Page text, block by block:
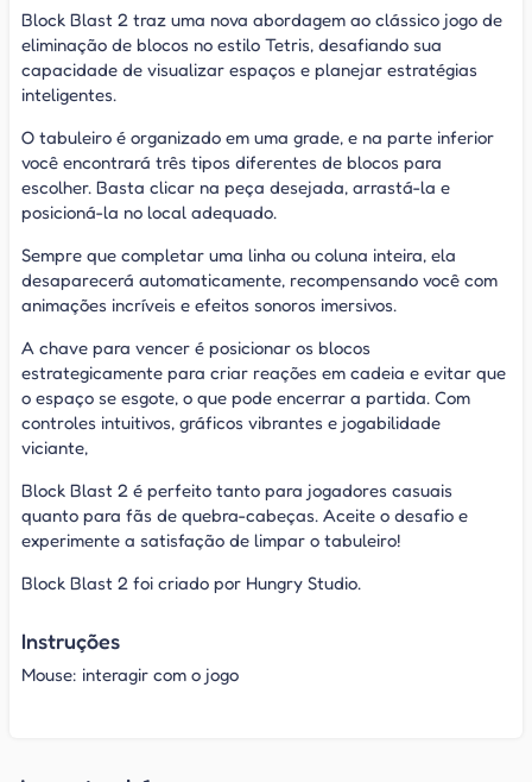
Block Blast 2 traz uma nova abordagem ao clássico jogo de
eliminação de blocos no estilo Tetris, desafiando sua
capacidade de visualizar espaços e planejar estratégias
inteligentes.
O tabuleiro é organizado em uma grade, e na parte inferior
você encontrará três tipos diferentes de blocos para
escolher. Basta clicar na peça desejada, arrastá-la e
posicioná-la no local adequado.
Sempre que completar uma linha ou coluna inteira, ela
desaparecerá automaticamente, recompensando você com
animações incríveis e efeitos sonoros imersivos.
A chave para vencer é posicionar os blocos
estrategicamente para criar reações em cadeia e evitar que
o espaço se esgote, o que pode encerrar a partida. Com
controles intuitivos, gráficos vibrantes e jogabilidade
viciante,
Block Blast 2 é perfeito tanto para jogadores casuais
quanto para fãs de quebra-cabeças. Aceite o desafio e
experimente a satisfação de limpar o tabuleiro!
Block Blast 2 foi criado por Hungry Studio.
Instruções
Mouse: interagir com o jogo